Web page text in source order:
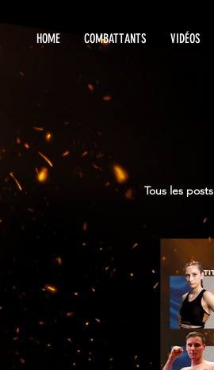
HOME COMBATTANTS VIDÉOS
Tous les posts